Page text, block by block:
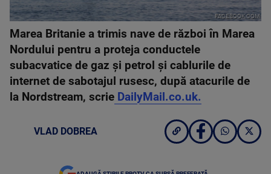
FACEBOOK.COM
Marea Britanie a trimis nave de război în Marea
Nordului pentru a proteja conductele
subacvatice de gaz și petrol și cablurile de
internet de sabotajul rusesc, după atacurile de
la Nordstream, scrie DailyMail.co.uk.
VLAD DOBREA